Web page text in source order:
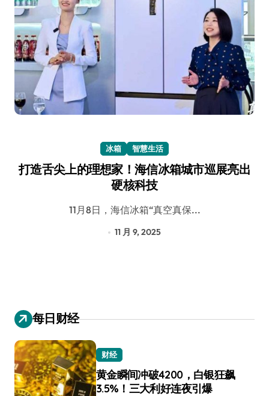
冰箱 智慧生活
打造舌尖上的理想家！海信冰箱城市巡展亮出
硬核科技
11月8日，海信冰箱“真空真保...
11 月 9, 2025
每日财经
财经
黄金瞬间冲破4200，白银狂飙
3.5%！三大利好连夜引爆